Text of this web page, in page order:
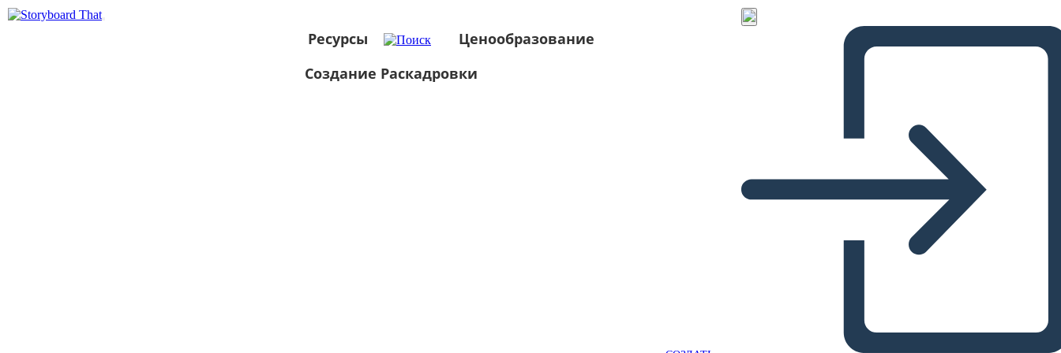
Ресурсы
Ценообразование
Создание Раскадровки